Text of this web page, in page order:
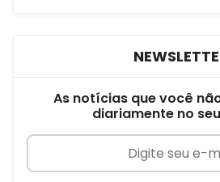
As notícias que você
diariamente no